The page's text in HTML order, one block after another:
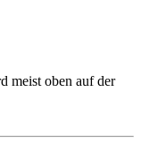
meist oben auf der